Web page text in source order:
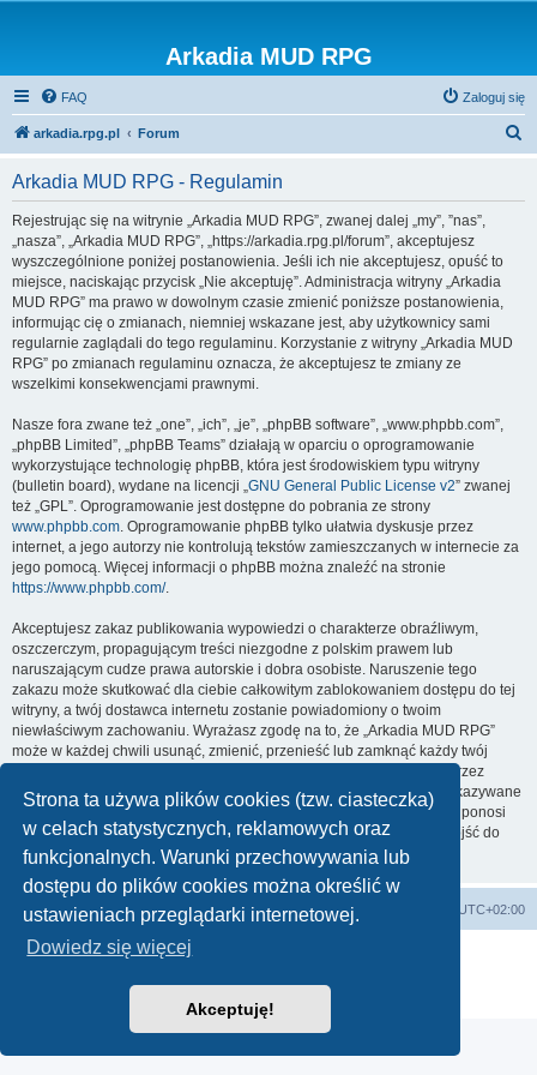
Strona ta używa plików cookies (tzw. ciasteczka)
w celach statystycznych, reklamowych oraz
funkcjonalnych. Warunki przechowywania lub
dostępu do plików cookies można określić w
ustawieniach przeglądarki internetowej.
Dowiedz się więcej
Akceptuję!
Arkadia MUD RPG
FAQ Zaloguj się
arkadia.rpg.pl Forum
Arkadia MUD RPG - Regulamin
Rejestrując się na witrynie „Arkadia MUD RPG”, zwanej dalej „my”, ”nas”,
„nasza”, „Arkadia MUD RPG”, „https://arkadia.rpg.pl/forum”, akceptujesz
wyszczególnione poniżej postanowienia. Jeśli ich nie akceptujesz, opuść to
miejsce, naciskając przycisk „Nie akceptuję”. Administracja witryny „Arkadia
MUD RPG” ma prawo w dowolnym czasie zmienić poniższe postanowienia,
informując cię o zmianach, niemniej wskazane jest, aby użytkownicy sami
regularnie zaglądali do tego regulaminu. Korzystanie z witryny „Arkadia MUD
RPG” po zmianach regulaminu oznacza, że akceptujesz te zmiany ze
wszelkimi konsekwencjami prawnymi.
Nasze fora zwane też „one”, „ich”, „je”, „phpBB software”, „www.phpbb.com”,
„phpBB Limited”, „phpBB Teams” działają w oparciu o oprogramowanie
wykorzystujące technologię phpBB, która jest środowiskiem typu witryny
(bulletin board), wydane na licencji „GNU General Public License v2” zwanej
też „GPL”. Oprogramowanie jest dostępne do pobrania ze strony
www.phpbb.com. Oprogramowanie phpBB tylko ułatwia dyskusje przez
internet, a jego autorzy nie kontrolują tekstów zamieszczanych w internecie za
jego pomocą. Więcej informacji o phpBB można znaleźć na stronie
https://www.phpbb.com/.
Akceptujesz zakaz publikowania wypowiedzi o charakterze obraźliwym,
oszczerczym, propagującym treści niezgodne z polskim prawem lub
naruszającym cudze prawa autorskie i dobra osobiste. Naruszenie tego
zakazu może skutkować dla ciebie całkowitym zablokowaniem dostępu do tej
witryny, a twój dostawca internetu zostanie powiadomiony o twoim
niewłaściwym zachowaniu. Wyrażasz zgodę na to, że „Arkadia MUD RPG”
może w każdej chwili usunąć, zmienić, przenieść lub zamknąć każdy twój
temat, post. Wyrażasz zgodę na zapisywanie wszystkich podanych przez
ciebie informacji w naszej bazie danych. Informacje te nie będą przekazywane
nikomu bez twojej zgody, ale ani „Arkadia MUD RPG”, ani phpBB nie ponosi
odpowiedzialności za włamania do witryny, podczas których może dojść do
kradzieży danych.
arkadia.rpg.pl Forum UTC+02:00
Technologię dostarcza